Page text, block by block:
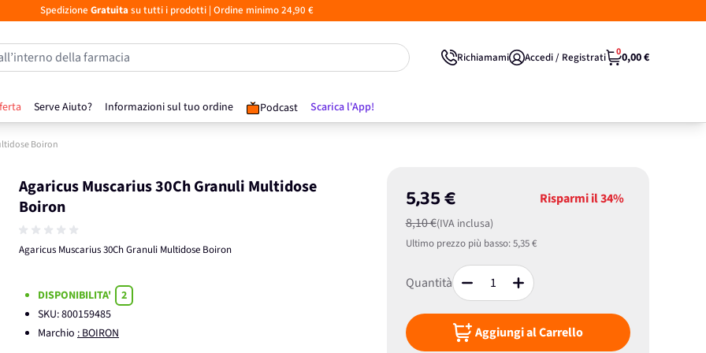
Spedizione Gratuita su tutti i prodotti| Ordine minimo 24,90 €
Serve Aiuto? Informazioni sul tuo ordine Podcast Scarica l'App!
della farmacia Richiamami Accedi / Registrati 00,00 €
Boiron
Agaricus Muscarius 30Ch Granuli Multidose
Boiron
Agaricus Muscarius 30Ch Granuli Multidose Boiron
5,35 €
8,10 €(IVA inclusa)
Risparmi il34%
Ultimo prezzo più basso:5,35 €
Quantità
Aggiungi al Carrello
DISPONIBILITA'
2
SKU:800159485
Marchio : BOIRON